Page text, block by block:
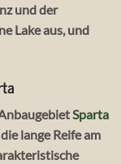
und der
Lake aus, und
Sparta
lange Reife am